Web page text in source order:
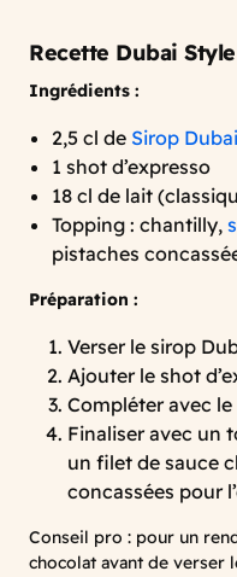
Recette Dubai
Ingrédients :
2,5 cl de Sirop
1 shot d’expresso
18 cl de lait
Topping : chantilly,
pistaches
Préparation :
Verser le sirop
Ajouter le shot
Compléter avec
Finaliser avec un
un filet de sauce
concassées pour
Conseil pro : pour un
chocolat avant de verser